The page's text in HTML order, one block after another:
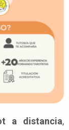
a distancia,